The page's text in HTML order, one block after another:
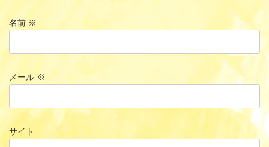
名前 ※
メール ※
サイト